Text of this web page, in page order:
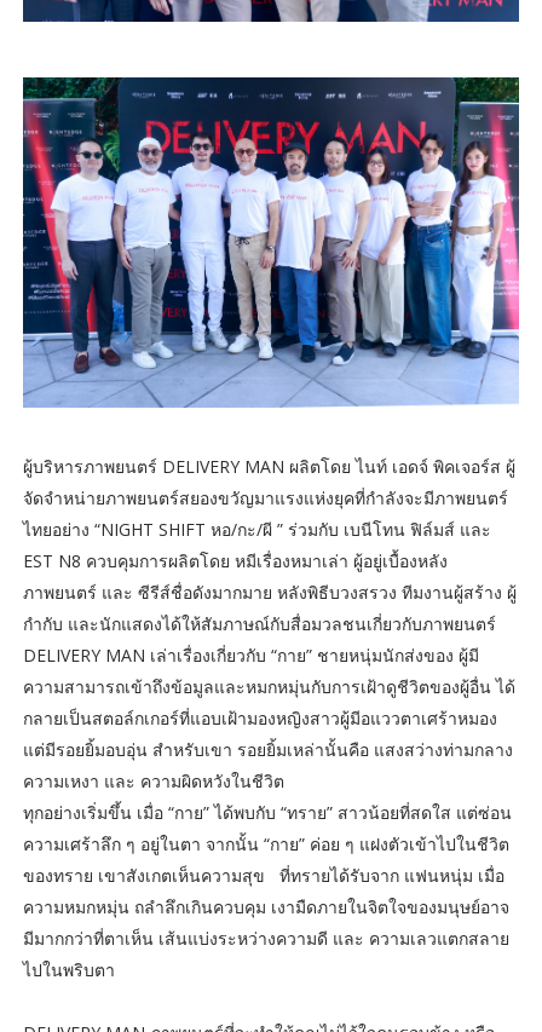
ผู้บริหารภาพยนตร์ DELIVERY MAN ผลิตโดย ไนท์ เอดจ์ พิคเจอร์ส ผู้
จัดจำหน่ายภาพยนตร์สยองขวัญมาแรงแห่งยุคที่กำลังจะมีภาพยนตร์
ไทยอย่าง “NIGHT SHIFT หอ/กะ/ผี ” ร่วมกับ เบนีโทน ฟิล์มส์ และ
EST N8 ควบคุมการผลิตโดย หมีเรื่องหมาเล่า ผู้อยู่เบื้องหลัง
ภาพยนตร์ และ ซีรีส์ชื่อดังมากมาย หลังพิธีบวงสรวง ทีมงานผู้สร้าง ผู้
กำกับ และนักแสดงได้ให้สัมภาษณ์กับสื่อมวลชนเกี่ยวกับภาพยนตร์
DELIVERY MAN เล่าเรื่องเกี่ยวกับ “กาย” ชายหนุ่มนักส่งของ ผู้มี
ความสามารถเข้าถึงข้อมูลและหมกหมุ่นกับการเฝ้าดูชีวิตของผู้อื่น ได้
กลายเป็นสตอล์กเกอร์ที่แอบเฝ้ามองหญิงสาวผู้มีอแววตาเศร้าหมอง
แต่มีรอยยิ้มอบอุ่น สำหรับเขา รอยยิ้มเหล่านั้นคือ แสงสว่างท่ามกลาง
ความเหงา และ ความผิดหวังในชีวิต
ทุกอย่างเริ่มขึ้น เมื่อ “กาย” ได้พบกับ “ทราย” สาวน้อยที่สดใส แต่ซ่อน
ความเศร้าลึก ๆ อยู่ในตา จากนั้น “กาย” ค่อย ๆ แฝงตัวเข้าไปในชีวิต
ของทราย เขาสังเกตเห็นความสุข ที่ทรายได้รับจาก แฟนหนุ่ม เมื่อ
ความหมกหมุ่น ถลำลึกเกินควบคุม เงามืดภายในจิตใจของมนุษย์อาจ
มีมากกว่าที่ตาเห็น เส้นแบ่งระหว่างความดี และ ความเลวแตกสลาย
ไปในพริบตา